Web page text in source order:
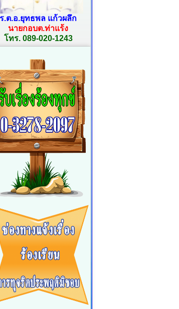
ร.ต.อ.ยุทธพล แก้วผลึก
นายกอบต.ท่าแร้ง
โทร. 089-020-1243